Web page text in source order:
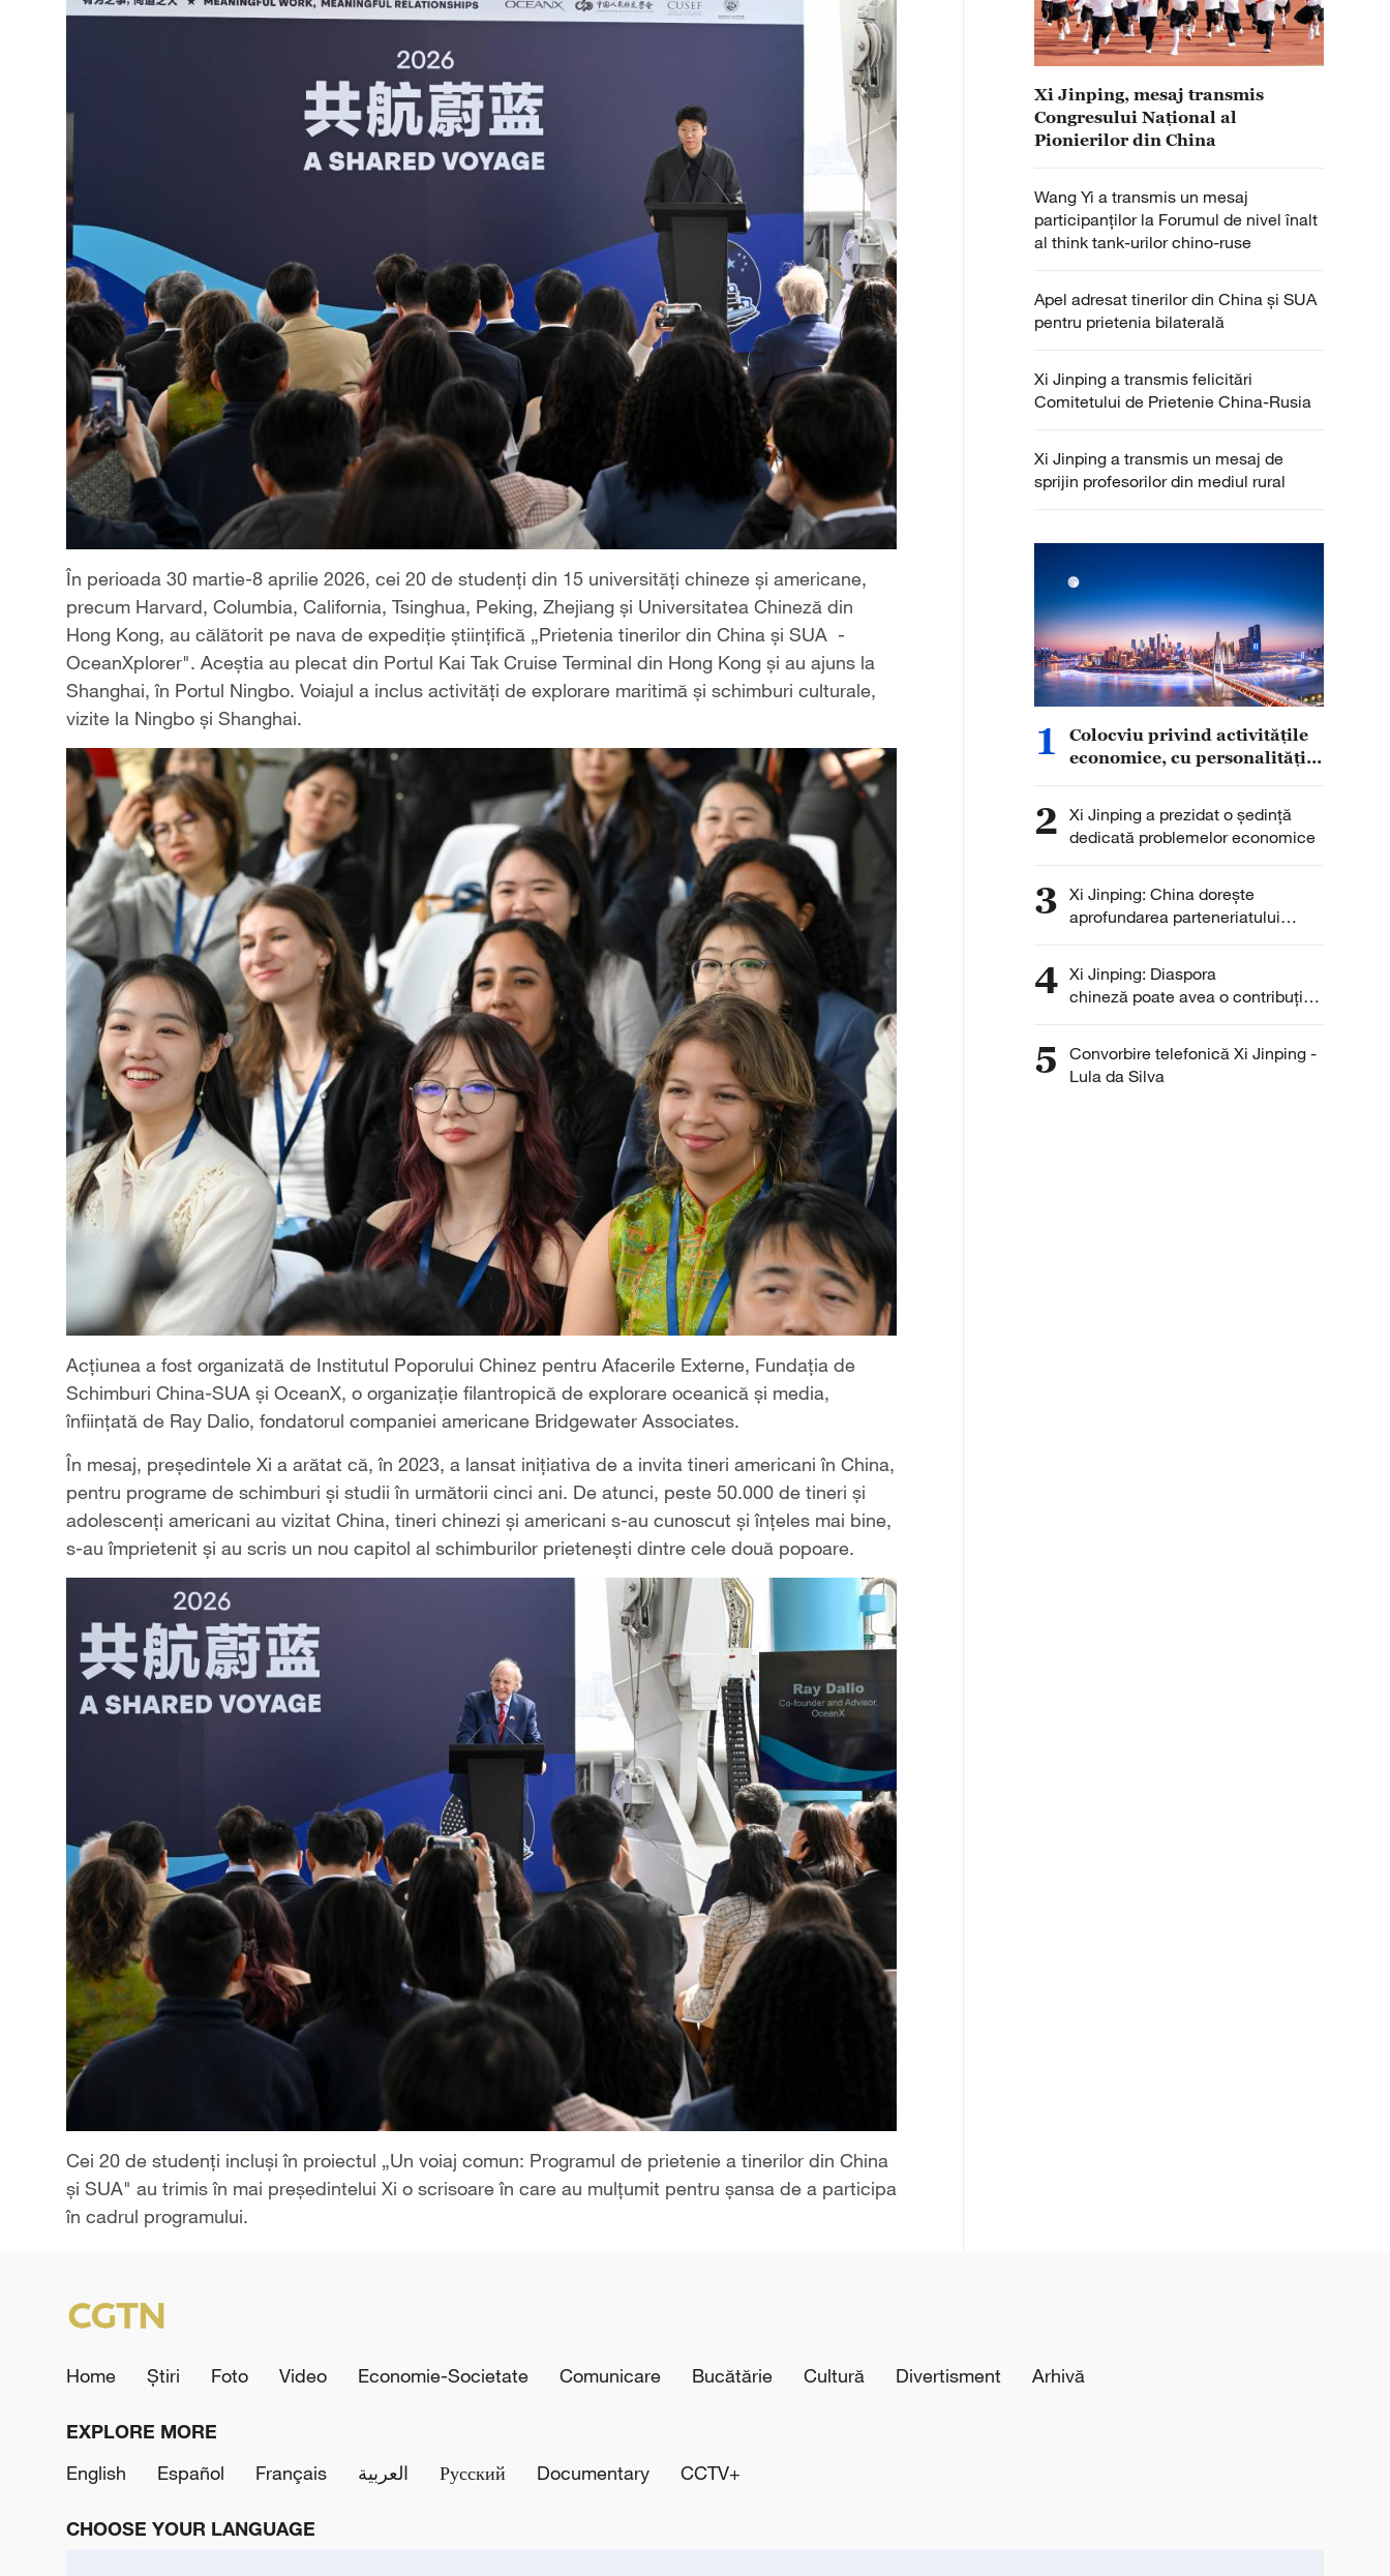
În perioada 30 martie-8 aprilie 2026, cei 20 de studenți din 15 universități chineze și americane,
precum Harvard, Columbia, California, Tsinghua, Peking, Zhejiang și Universitatea Chineză din
Hong Kong, au călătorit pe nava de expediție științifică „Prietenia tinerilor din China și SUA -
OceanXplorer". Aceștia au plecat din Portul Kai Tak Cruise Terminal din Hong Kong și au ajuns la
Shanghai, în Portul Ningbo. Voiajul a inclus activități de explorare maritimă și schimburi culturale,
vizite la Ningbo și Shanghai.
Acțiunea a fost organizată de Institutul Poporului Chinez pentru Afacerile Externe, Fundația de
Schimburi China-SUA și OceanX, o organizație filantropică de explorare oceanică și media,
înființată de Ray Dalio, fondatorul companiei americane Bridgewater Associates.
În mesaj, președintele Xi a arătat că, în 2023, a lansat inițiativa de a invita tineri americani în China,
pentru programe de schimburi și studii în următorii cinci ani. De atunci, peste 50.000 de tineri și
adolescenți americani au vizitat China, tineri chinezi și americani s-au cunoscut și înțeles mai bine,
s-au împrietenit și au scris un nou capitol al schimburilor prietenești dintre cele două popoare.
Cei 20 de studenți incluși în proiectul „Un voiaj comun: Programul de prietenie a tinerilor din China
și SUA" au trimis în mai președintelui Xi o scrisoare în care au mulțumit pentru șansa de a participa
în cadrul programului.
Xi Jinping, mesaj transmis
Congresului Național al
Pionierilor din China
Wang Yi a transmis un mesaj
participanților la Forumul de nivel înalt
al think tank-urilor chino-ruse
Apel adresat tinerilor din China și SUA
pentru prietenia bilaterală
Xi Jinping a transmis felicitări
Comitetului de Prietenie China-Rusia
Xi Jinping a transmis un mesaj de
sprijin profesorilor din mediul rural
1
Colocviu privind activitățile
economice, cu personalități
2 Xi Jinping a prezidat o ședință
dedicată problemelor economice
3 Xi Jinping: China dorește
aprofundarea parteneriatului
strategic cu Slovacia
4 Xi Jinping: Diaspora
chineză poate avea o contribuție
și mai importantă la
5
Convorbire telefonică Xi Jinping -
Lula da Silva
Home Știri Foto Video Economie-Societate Comunicare Bucătărie Cultură Divertisment Arhivă
EXPLORE MORE
English
Español Français العربية Русский Documentary CCTV+
CHOOSE YOUR LANGUAGE